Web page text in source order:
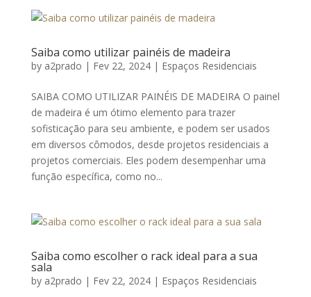
Saiba como utilizar painéis de madeira
by a2prado | Fev 22, 2024| Espaços Residenciais
SAIBA COMO UTILIZAR PAINÉIS DE MADEIRA O painel
de madeira é um ótimo elemento para trazer
sofisticação para seu ambiente, e podem ser usados
em diversos cômodos, desde projetos residenciais a
projetos comerciais. Eles podem desempenhar uma
função específica, como no...
Saiba como escolher o rack ideal para a sua
sala
by a2prado | Fev 22, 2024| Espaços Residenciais